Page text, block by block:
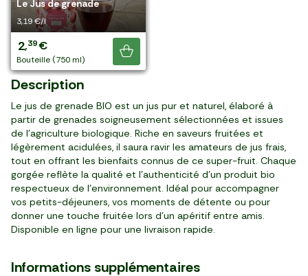
Le Jus de pomme trouble
1,99 €/l
1,99€
bouteille (1 l)
Le Jus de pomme
2,69 €/l
2,69€
bouteille (1 l)
3,05 €/l
9,15€
bouteille (3 l)
2,83 €/l
3,39€
pack de 6 (1,2 l)
framboise
3,49 €/l
3,49€
bouteille (1 l)
orange sanguine
3,29 €/l
3,29€
bouteille (1 l)
pamplemousse rose
2,99 €/l
2,99€
bouteille (1 l)
3,99 €/l
3,99€
bouteille (1 l)
Le Jus de Cranberry
3,19 €/l
2,39€
bouteille (750 ml)
Le Jus de grenade
3,19 €/l
2,39€
bouteille (750 ml)
encore !
Je découvre
Description
Le jus de grenade BIO est un jus pur et naturel, élaboré à
partir de grenades soigneusement sélectionnées et issues
de l'agriculture biologique. Riche en saveurs fruitées et
légèrement acidulées, il saura ravir les amateurs de jus frais,
tout en offrant les bienfaits connus de ce super-fruit. Chaque
gorgée reflète la qualité et l'authenticité d’un produit bio
respectueux de l’environnement. Idéal pour accompagner
vos petits-déjeuners, vos moments de détente ou pour
donner une touche fruitée lors d’un apéritif entre amis.
Disponible en ligne pour une livraison rapide.
Informations supplémentaires